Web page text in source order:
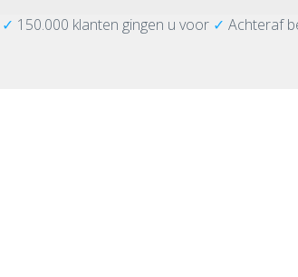
✓ 150.000 klanten gingen u voor ✓ Achteraf